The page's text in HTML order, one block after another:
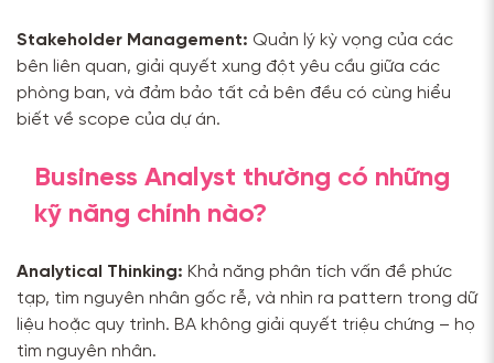
Stakeholder Management: Quản lý kỳ vọng của các
bên liên quan, giải quyết xung đột yêu cầu giữa các
phòng ban, và đảm bảo tất cả bên đều có cùng hiểu
biết về scope của dự án.
Business Analyst thường có những
kỹ năng chính nào?
Analytical Thinking: Khả năng phân tích vấn đề phức
tạp, tìm nguyên nhân gốc rễ, và nhìn ra pattern trong dữ
liệu hoặc quy trình. BA không giải quyết triệu chứng – họ
tìm nguyên nhân.